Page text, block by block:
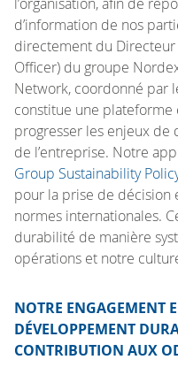
d’information de nos
directement du Directeur
Officer) du groupe
Network, coordonné par
constitue une
progresser les enjeux de
de l’entreprise. Notre
Group Sustainability
pour la prise de décision
normes internationales.
durabilité de manière
opérations et notre
NOTRE ENGAGEMENT
DÉVELOPPEMENT
CONTRIBUTION AUX